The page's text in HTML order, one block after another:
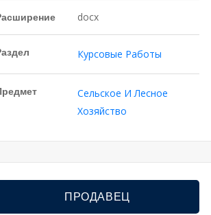
docx
Курсовые Работы
Сельское И Лесное
Хозяйство
ПРОДАВЕЦ